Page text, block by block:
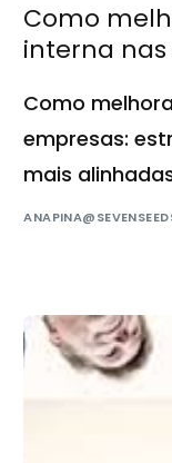
Como
interna
Como
empresas:
mais